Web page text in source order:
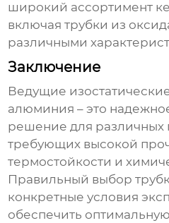
широкий ассортимент
включаятрубки из
различными
Заключение
Ведущие
алюминия – это
решение для
требующих высокой
термостойкости и
Правильный выбор
конкретные условия
обеспечить